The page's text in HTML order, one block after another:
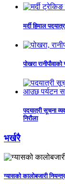
मर्दी हिमाल
पोखरा रानीपौवाको
पदयात्री सूचना
निरौला
भर्खरै
ग्यासको कालोबजारी